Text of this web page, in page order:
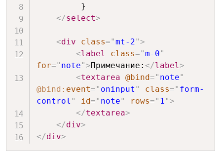
</select>
<div class="mt-2">
<label class="m-0"
for=" note">Примечание: </label>
<textarea @bind=" note"
@bind: event=" oninput " class=" form-
control " id=" note" rows=" 1">
</textarea>
</div>
</div>